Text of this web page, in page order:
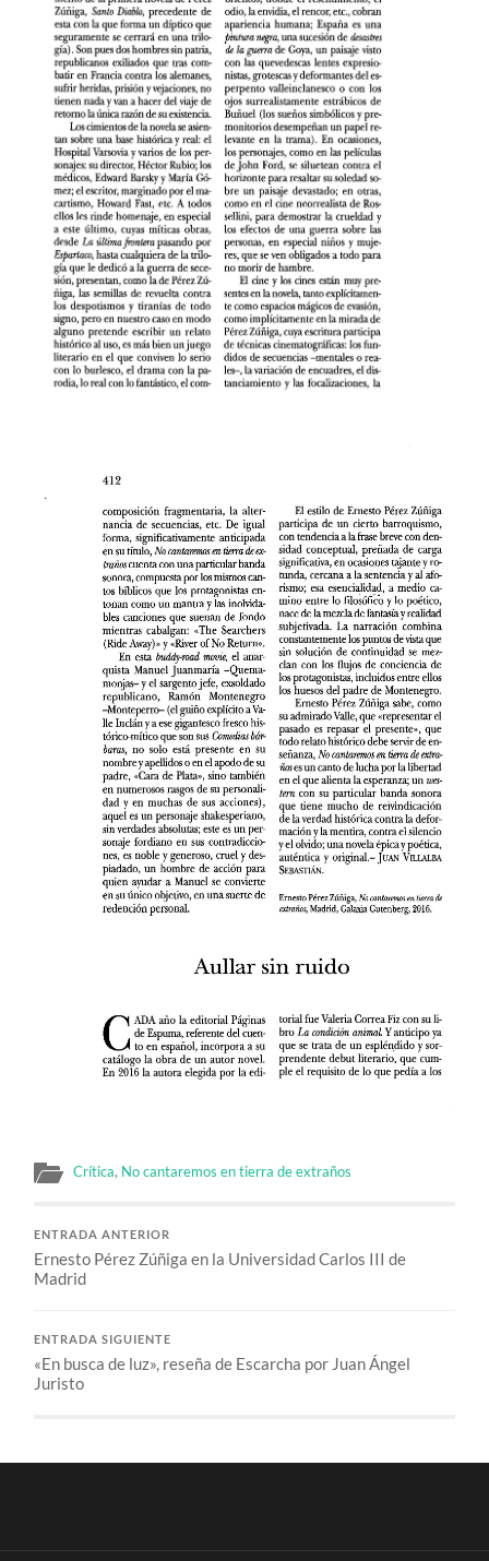
Crítica, No cantaremos en tierra de extraños
ENTRADA ANTERIOR
Ernesto Pérez Zúñiga en la Universidad Carlos III de
Madrid
ENTRADA SIGUIENTE
«En busca de luz», reseña de Escarcha por Juan Ángel
Juristo